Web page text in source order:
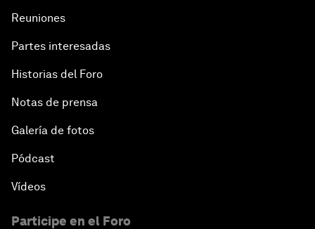
Reuniones
Partes interesadas
Historias del Foro
Notas de prensa
Galería de fotos
Pódcast
Vídeos
Participe en el Foro